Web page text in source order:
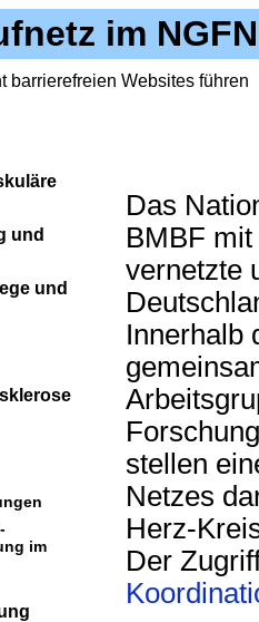
im NGFN
barrierefreien Websites führen
und
und
im
Das
BMBF
vernetzte
Innerhalb
stellen
Netzes
Herz-
Der